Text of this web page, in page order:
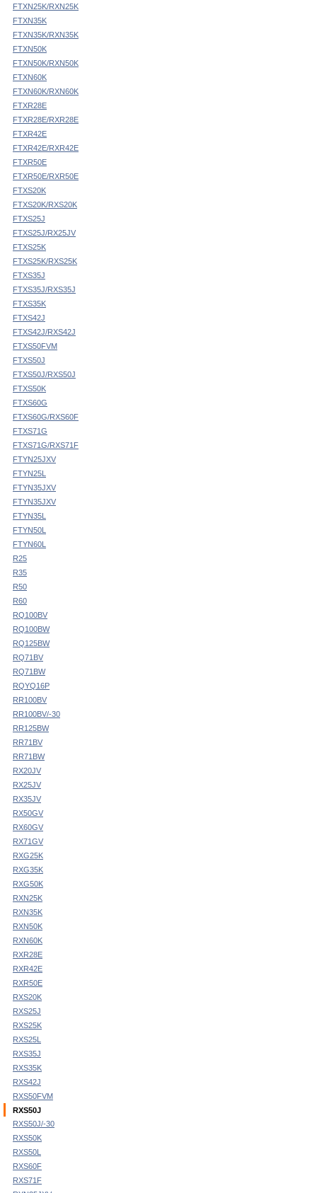
FTXN25K/RXN25K
FTXN35K
FTXN35K/RXN35K
FTXN50K
FTXN50K/RXN50K
FTXN60K
FTXN60K/RXN60K
FTXR28E
FTXR28E/RXR28E
FTXR42E
FTXR42E/RXR42E
FTXR50E
FTXR50E/RXR50E
FTXS20K
FTXS20K/RXS20K
FTXS25J
FTXS25J/RX25JV
FTXS25K
FTXS25K/RXS25K
FTXS35J
FTXS35J/RXS35J
FTXS35K
FTXS42J
FTXS42J/RXS42J
FTXS50FVM
FTXS50J
FTXS50J/RXS50J
FTXS50K
FTXS60G
FTXS60G/RXS60F
FTXS71G
FTXS71G/RXS71F
FTYN25JXV
FTYN25L
FTYN35JXV
FTYN35JXV
FTYN35L
FTYN50L
FTYN60L
R25
R35
R50
R60
RQ100BV
RQ100BW
RQ125BW
RQ71BV
RQ71BW
RQYQ16P
RR100BV
RR100BV/-30
RR125BW
RR71BV
RR71BW
RX20JV
RX25JV
RX35JV
RX50GV
RX60GV
RX71GV
RXG25K
RXG35K
RXG50K
RXN25K
RXN35K
RXN50K
RXN60K
RXR28E
RXR42E
RXR50E
RXS20K
RXS25J
RXS25K
RXS25L
RXS35J
RXS35K
RXS42J
RXS50FVM
RXS50J
RXS50J/-30
RXS50K
RXS50L
RXS60F
RXS71F